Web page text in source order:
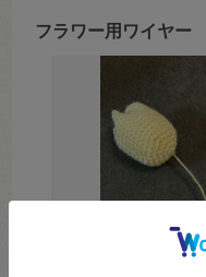
フラワー用ワイヤー